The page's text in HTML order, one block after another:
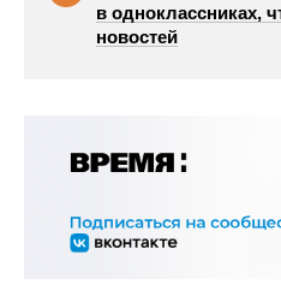
в одноклассниках,
новостей